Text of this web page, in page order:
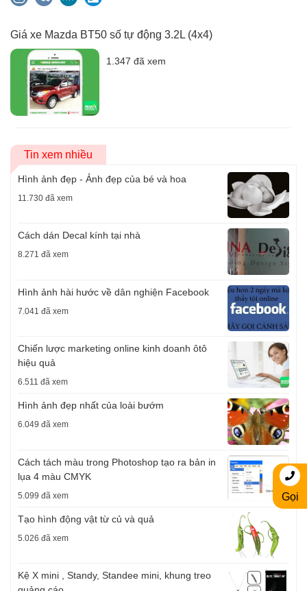
Giá xe Mazda BT50 số tự động 3.2L (4x4)
1.347 đã xem
Tin xem nhiều
Hình ảnh đẹp - Ảnh đẹp của bé và hoa
11.730 đã xem
Cách dán Decal kính tại nhà
8.271 đã xem
Hình ảnh hài hước về dân nghiện Facebook
7.041 đã xem
Chiến lược marketing online kinh doanh ôtô
hiệu quả
6.511 đã xem
Hình ảnh đẹp nhất của loài bướm
6.049 đã xem
Cách tách màu trong Photoshop tạo ra bản in
lụa 4 màu CMYK
5.099 đã xem
Tạo hình động vật từ củ và quả
5.026 đã xem
Kệ X mini , Standy, Standee mini, khung treo
Gọi